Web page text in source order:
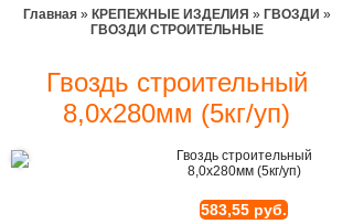
Главная» КРЕПЕЖНЫЕ ИЗДЕЛИЯ » ГВОЗДИ »
ГВОЗДИ СТРОИТЕЛЬНЫЕ
Гвоздь строительный
8,0х280мм (5кг/уп)
Гвоздь строительный
8,0х280мм (5кг/уп)
583,55 руб.